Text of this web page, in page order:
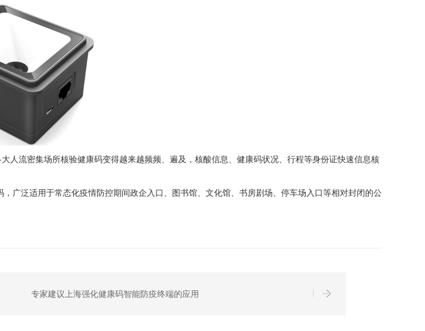
人流密集场所核验健康码变得越来越频频、遍及，核酸信息、健康码状况、行程等身份证快速信息核
广泛适用于常态化疫情防控期间政企入口、图书馆、文化馆、书房剧场、停车场入口等相对封闭的公
专家建议上海强化健康码智能防疫终端的应用